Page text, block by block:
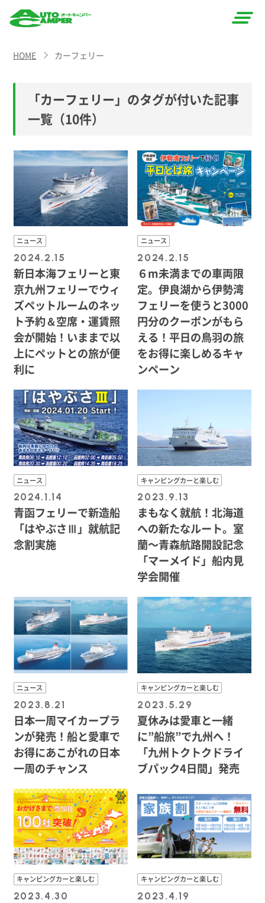
CAMPER
（オート
キャン
パー）
HOME カーフェリー
「カーフェリー」のタグが付いた記事
一覧 （10件）
ニュース
2024.2.15
新日本海フェリーと東
京九州フェリーでウィ
ズペットルームのネッ
ト予約＆空席・運賃照
会が開始！いままで以
上にペットとの旅が便
利に
ニュース
2024.2.15
６m未満までの車両限
定。伊良湖から伊勢湾
フェリーを使うと3000
円分のクーポンがもら
える！平日の鳥羽の旅
をお得に楽しめるキャ
ンペーン
ニュース
2024.1.14
青函フェリーで新造船
「はやぶさⅢ」就航記
念割実施
キャンピングカーと楽しむ
2023.9.13
まもなく就航！北海道
への新たなルート。室
蘭〜青森航路開設記念
「マーメイド」船内見
学会開催
ニュース
2023.8.21
日本一周マイカープラ
ンが発売！船と愛車で
お得にあこがれの日本
一周のチャンス
キャンピングカーと楽しむ
2023.5.29
夏休みは愛車と一緒
に”船旅”で九州へ！
「九州トクトクドライ
ブパック4日間」発売
キャンピングカーと楽しむ
2023.4.30
キャンピングカーと楽しむ
2023.4.19